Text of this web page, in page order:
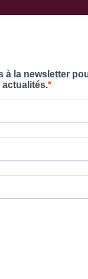
Suivez-nous